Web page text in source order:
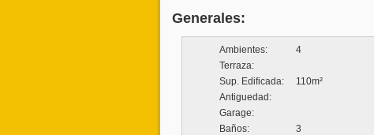
Generales:
Ambientes: 4
Terraza:
Sup. Edificada:
110m²
Antiguedad:
Garage:
Baños:
3